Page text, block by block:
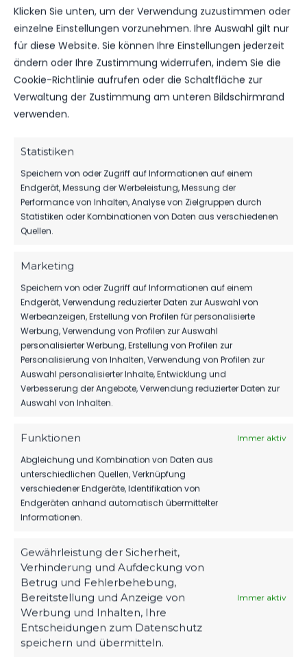
Klicken Sie unten, um der Verwendung zuzustimmen oder
einzelne Einstellungen vorzunehmen. Ihre Auswahl gilt nur
für diese Website. Sie können Ihre Einstellungen jederzeit
ändern oder Ihre Zustimmung widerrufen, indem Sie die
Cookie-Richtlinie aufrufen oder die Schaltfläche zur
Verwaltung der Zustimmung am unteren Bildschirmrand
verwenden.
Statistiken
Speichern von oder Zugriff auf Informationen auf einem
Endgerät, Messung der Werbeleistung, Messung der
Performance von Inhalten, Analyse von Zielgruppen durch
Statistiken oder Kombinationen von Daten aus verschiedenen
Quellen.
Marketing
Speichern von oder Zugriff auf Informationen auf einem
Endgerät, Verwendung reduzierter Daten zur Auswahl von
Werbeanzeigen, Erstellung von Profilen für personalisierte
Werbung, Verwendung von Profilen zur Auswahl
personalisierter Werbung, Erstellung von Profilen zur
Personalisierung von Inhalten, Verwendung von Profilen zur
Auswahl personalisierter Inhalte, Entwicklung und
Verbesserung der Angebote, Verwendung reduzierter Daten zur
Auswahl von Inhalten.
Funktionen Immer aktiv
Abgleichung und Kombination von Daten aus
unterschiedlichen Quellen, Verknüpfung
verschiedener Endgeräte, Identifikation von
Endgeräten anhand automatisch übermittelter
Informationen.
Gewährleistung der Sicherheit,
Verhinderung und Aufdeckung von
Betrug und Fehlerbehebung,
Bereitstellung und Anzeige von
Werbung und Inhalten, Ihre
Entscheidungen zum Datenschutz
speichern und übermitteln.
Immer aktiv
OFFIZIELLE VEREINSSEITE
DEIN HEIMSPIEL. DEIN FSV.
TICKETS
Eintrittspreise & Spieltag
SPIELPLAN
PARTNER WERDEN
Sponsoring & Netzwerk
FSV 63 LUCKENWALDE
E.V.
Luckenwalde.
SEIT
1963
ZUHAUSE
TIM MEYER WECHSELT
ZU GERMANIA
HALBERSTADT
7. August 2026
SEIN SPONSORING
BEIM FSV
AUF DEM WEG ZUM